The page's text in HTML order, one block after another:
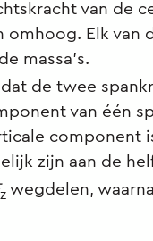
van de
Elk van
massa's.
de twee
van één
component
zijn aan de
zwegdelen,